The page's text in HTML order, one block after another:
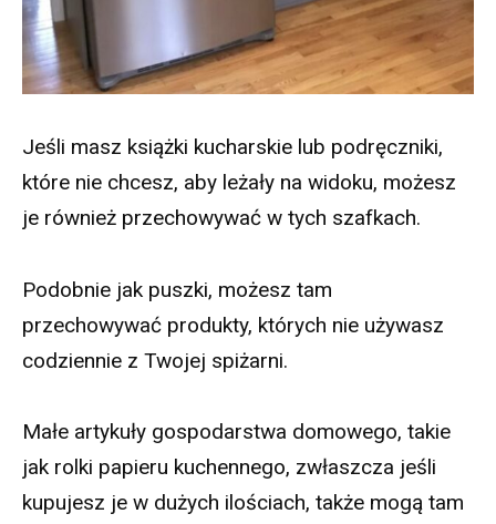
Jeśli masz książki kucharskie lub podręczniki,
które nie chcesz, aby leżały na widoku, możesz
je również przechowywać w tych szafkach.
Podobnie jak puszki, możesz tam
przechowywać produkty, których nie używasz
codziennie z Twojej spiżarni.
Małe artykuły gospodarstwa domowego, takie
jak rolki papieru kuchennego, zwłaszcza jeśli
kupujesz je w dużych ilościach, także mogą tam